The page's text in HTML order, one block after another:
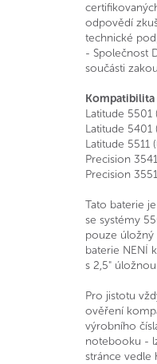
odpovědí
technické
- Společnost
součásti
Kompatibilita
Latitude 5501
Latitude 5401
Latitude 5511
Precision
Precision
Tato baterie
se systémy
pouze úložný
baterie NENÍ
s 2,5"
Pro jistotu
ověření
výrobního
notebooku -
stránce vedle